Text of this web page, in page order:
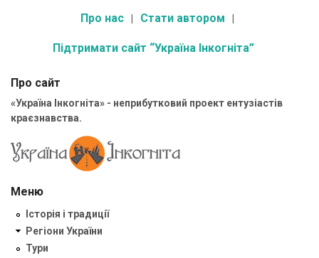
Про нас Стати автором
Підтримати сайт “Україна Інкогніта”
Про сайт
«Україна Інкогніта» - неприбутковий проект ентузіастів
краєзнавства.
Меню
Історія і традиції
Регіони України
Тури